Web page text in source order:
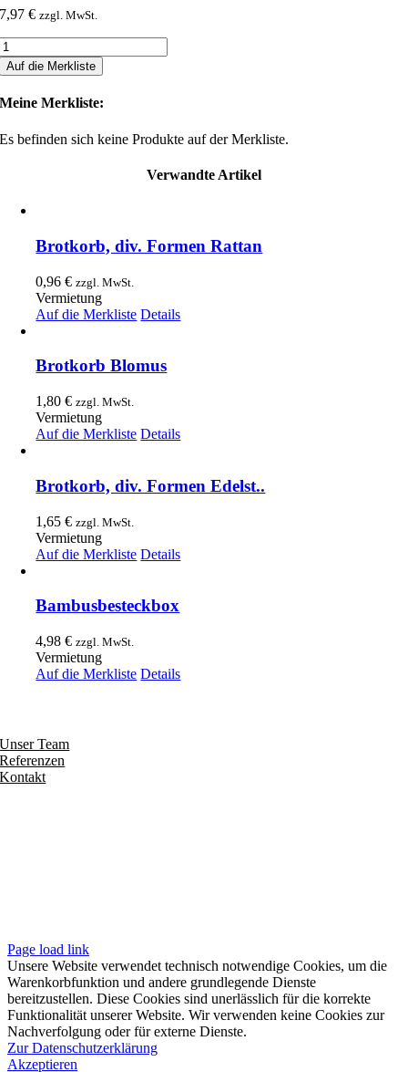
7,97€ zzgl. MwSt.
Auf die Merkliste
Meine Merkliste:
Es befinden sich keine Produkte auf der Merkliste.
Verwandte Artikel
Brotkorb, div. Formen Rattan
0,96€ zzgl. MwSt.
Vermietung
Auf die Merkliste Details
Brotkorb Blomus
1,80€ zzgl. MwSt.
Vermietung
Auf die Merkliste Details
Brotkorb, div. Formen Edelst..
1,65€ zzgl. MwSt.
Vermietung
Auf die Merkliste Details
Bambusbesteckbox
4,98€ zzgl. MwSt.
Vermietung
Auf die Merkliste Details
Unser Team
Referenzen
Kontakt
Page load link
Unsere Website verwendet technisch notwendige Cookies, um die
Warenkorbfunktion und andere grundlegende Dienste
bereitzustellen. Diese Cookies sind unerlässlich für die korrekte
Funktionalität unserer Website. Wir verwenden keine Cookies zur
Nachverfolgung oder für externe Dienste.
Zur Datenschutzerklärung
Akzeptieren